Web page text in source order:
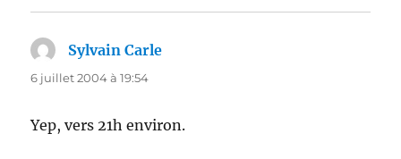
Sylvain Carle
6 juillet 2004 à 19:54
Yep, vers 21h environ.